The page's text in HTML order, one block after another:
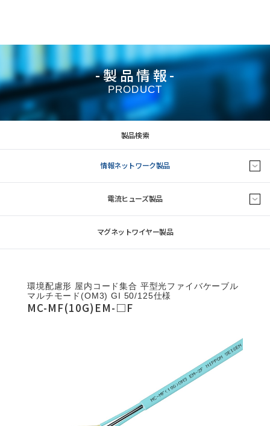
-製品情報-
PRODUCT
製品検索
情報ネットワーク製品
電流ヒューズ製品
マグネットワイヤー製品
環境配慮形 屋内コード集合 平型光ファイバケーブル
マルチモード(OM3) GI 50/125仕様
MC-MF(10G)EM-□F